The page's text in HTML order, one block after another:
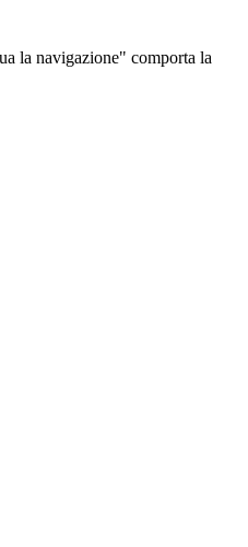
la navigazione" comporta la